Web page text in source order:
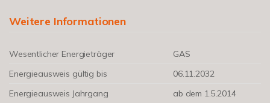
Weitere Informationen
Wesentlicher Energieträger
GAS
Energieausweis gültig bis
06.11.2032
Energieausweis Jahrgang
ab dem 1.5.2014